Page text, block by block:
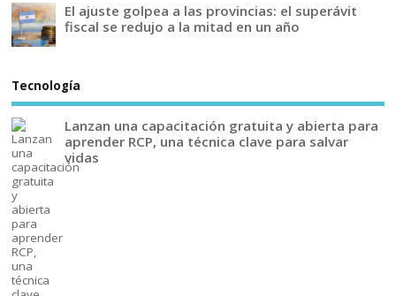
El ajuste golpea a las provincias: el superávit
fiscal se redujo a la mitad en un año
Tecnología
Lanzan una capacitación gratuita y abierta para
aprender RCP, una técnica clave para salvar
vidas